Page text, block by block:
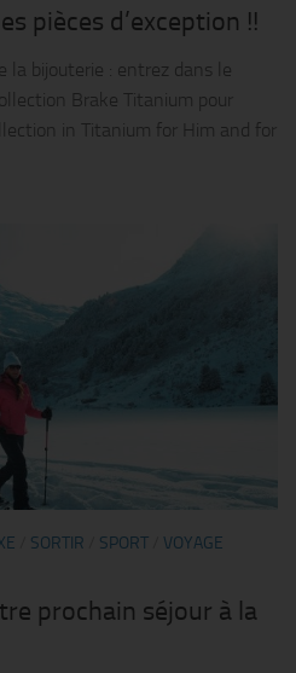
pièces d’exception !!
la bijouterie : entrez dans le
Brake Titanium pour
in Titanium for Him and for
SORTIR SPORT
VOYAGE
prochain séjour à la